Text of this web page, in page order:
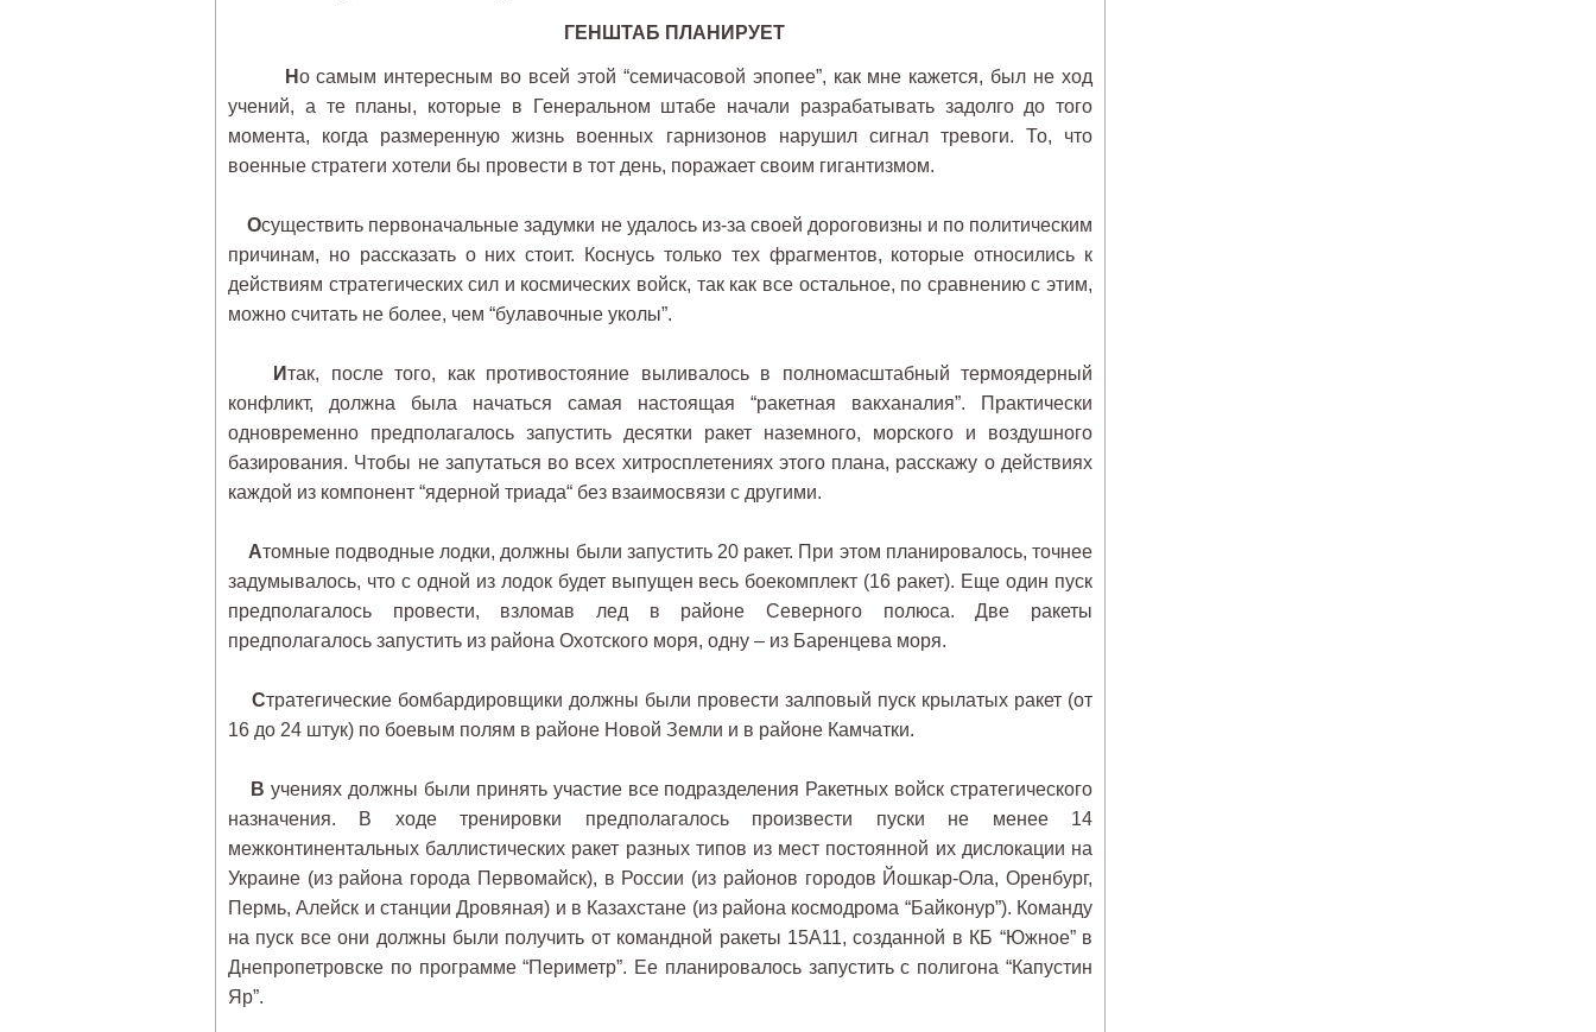
ГЕНШТАБ ПЛАНИРУЕТ
Но самым интересным во всей этой “семичасовой эпопее”, как мне кажется, был не ход
учений, а те планы, которые в Генеральном штабе начали разрабатывать задолго до того
момента, когда размеренную жизнь военных гарнизонов нарушил сигнал тревоги. То, что
военные стратеги хотели бы провести в тот день, поражает своим гигантизмом.
Осуществить первоначальные задумки не удалось из-за своей дороговизны и по политическим
причинам, но рассказать о них стоит. Коснусь только тех фрагментов, которые относились к
действиям стратегических сил и космических войск, так как все остальное, по сравнению с этим,
можно считать не более, чем “булавочные уколы”.
Итак, после того, как противостояние выливалось в полномасштабный термоядерный
конфликт, должна была начаться самая настоящая “ракетная вакханалия”. Практически
одновременно предполагалось запустить десятки ракет наземного, морского и воздушного
базирования. Чтобы не запутаться во всех хитросплетениях этого плана, расскажу о действиях
каждой из компонент “ядерной триада“ без взаимосвязи с другими.
Атомные подводные лодки, должны были запустить 20 ракет. При этом планировалось, точнее
задумывалось, что с одной из лодок будет выпущен весь боекомплект (16 ракет). Еще один пуск
предполагалось провести, взломав лед в районе Северного полюса. Две ракеты
предполагалось запустить из района Охотского моря, одну – из Баренцева моря.
Стратегические бомбардировщики должны были провести залповый пуск крылатых ракет (от
16 до 24 штук) по боевым полям в районе Новой Земли и в районе Камчатки.
В учениях должны были принять участие все подразделения Ракетных войск стратегического
назначения. В ходе тренировки предполагалось произвести пуски не менее 14
межконтинентальных баллистических ракет разных типов из мест постоянной их дислокации на
Украине (из района города Первомайск), в России (из районов городов Йошкар-Ола, Оренбург,
Пермь, Алейск и станции Дровяная) и в Казахстане (из района космодрома “Байконур”). Команду
на пуск все они должны были получить от командной ракеты 15А11, созданной в КБ “Южное” в
Днепропетровске по программе “Периметр”. Ее планировалось запустить с полигона “Капустин
Яр”.